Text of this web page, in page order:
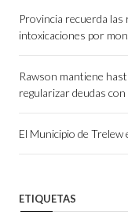
Provincia recuerda
intoxicaciones por
Rawson mantiene
regularizar deudas
El Municipio de
ETIQUETAS